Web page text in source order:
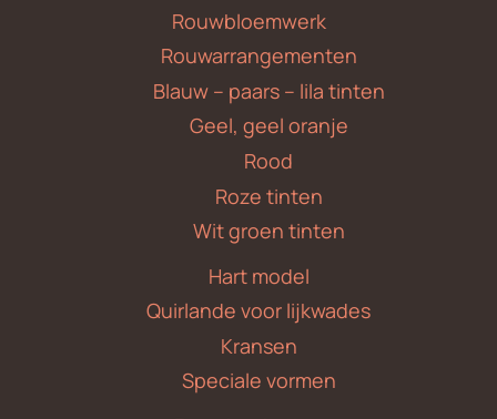
Rouwbloemwerk
Rouwarrangementen
Blauw – paars – lila tinten
Geel, geel oranje
Rood
Roze tinten
Wit groen tinten
Hart model
Quirlande voor lijkwades
Kransen
Speciale vormen